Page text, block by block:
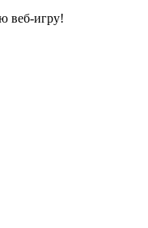
веб-игру!